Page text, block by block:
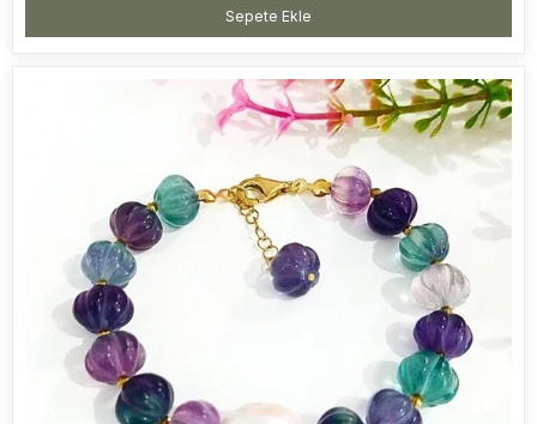
Sepete Ekle